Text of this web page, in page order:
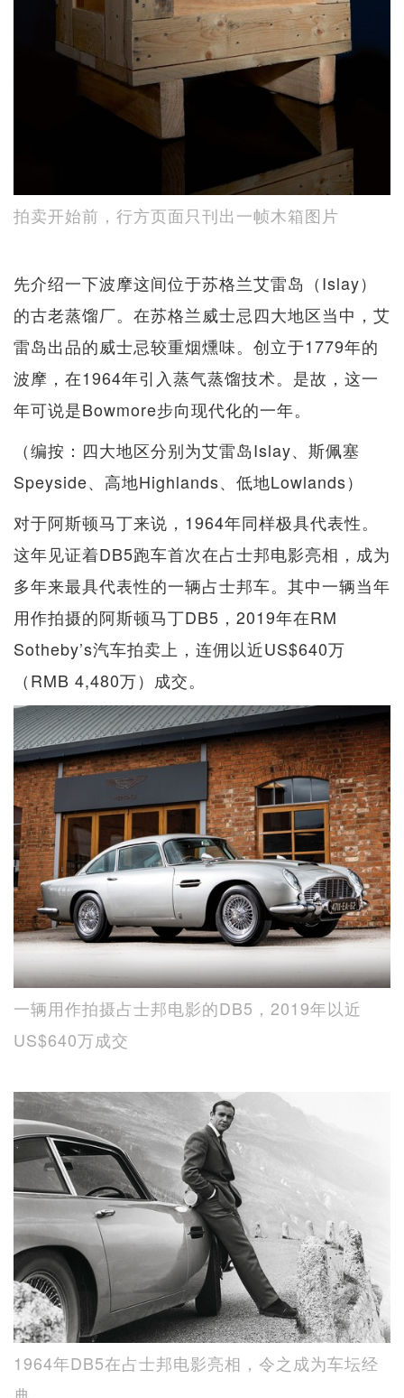
拍卖开始前，行方页面只刊出一帧木箱图片
先介绍一下波摩这间位于苏格兰艾雷岛（Islay）
的古老蒸馏厂。在苏格兰威士忌四大地区当中，艾
雷岛出品的威士忌较重烟燻味。创立于1779年的
波摩，在1964年引入蒸气蒸馏技术。是故，这一
年可说是Bowmore步向现代化的一年。
（编按：四大地区分别为艾雷岛Islay、斯佩塞
Speyside、高地Highlands、低地Lowlands）
对于阿斯顿马丁来说，1964年同样极具代表性。
这年见证着DB5跑车首次在占士邦电影亮相，成为
多年来最具代表性的一辆占士邦车。其中一辆当年
用作拍摄的阿斯顿马丁DB5，2019年在RM
Sotheby’s汽车拍卖上，连佣以近US$640万
（RMB 4,480万）成交。
一辆用作拍摄占士邦电影的DB5，2019年以近
US$640万成交
1964年DB5在占士邦电影亮相，令之成为车坛经